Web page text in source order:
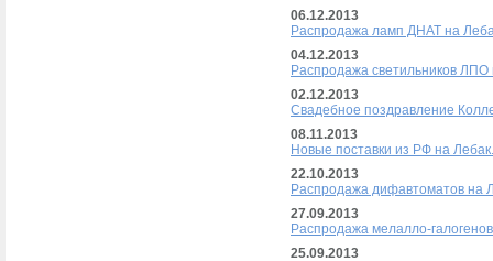
06.12.2013
Распродажа ламп ДНАТ на
04.12.2013
Распродажа светильников ЛПО
02.12.2013
Свадебное поздравление
08.11.2013
Новые поставки из РФ на Лебак.
22.10.2013
Распродажа дифавтоматов на
27.09.2013
Распродажа мелалло-
25.09.2013